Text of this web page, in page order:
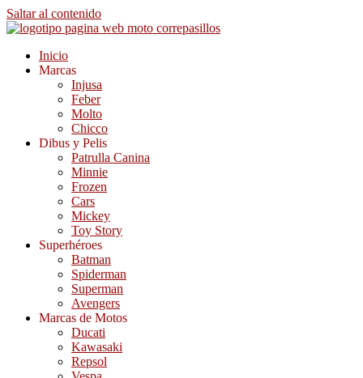
Saltar al contenido
Inicio
Marcas
Injusa
Feber
Molto
Chicco
Dibus y Pelis
Patrulla Canina
Minnie
Frozen
Cars
Mickey
Toy Story
Superhéroes
Batman
Spiderman
Superman
Avengers
Marcas de Motos
Ducati
Kawasaki
Repsol